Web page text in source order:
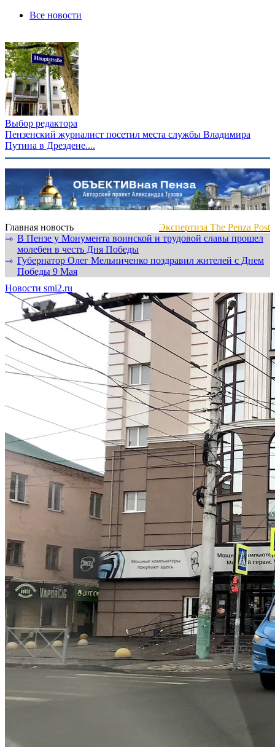
Все новости
Выбор редактора
Пензенский журналист посетил места службы Владимира
Путина в Дрездене....
Главная новость
Экспертиза The Penza Post
⇾ В Пензе у Монумента воинской и трудовой славы прошел
молебен в честь Дня Победы
⇾ Губернатор Олег Мельниченко поздравил жителей с Днем
Победы 9 Мая
Новости smi2.ru